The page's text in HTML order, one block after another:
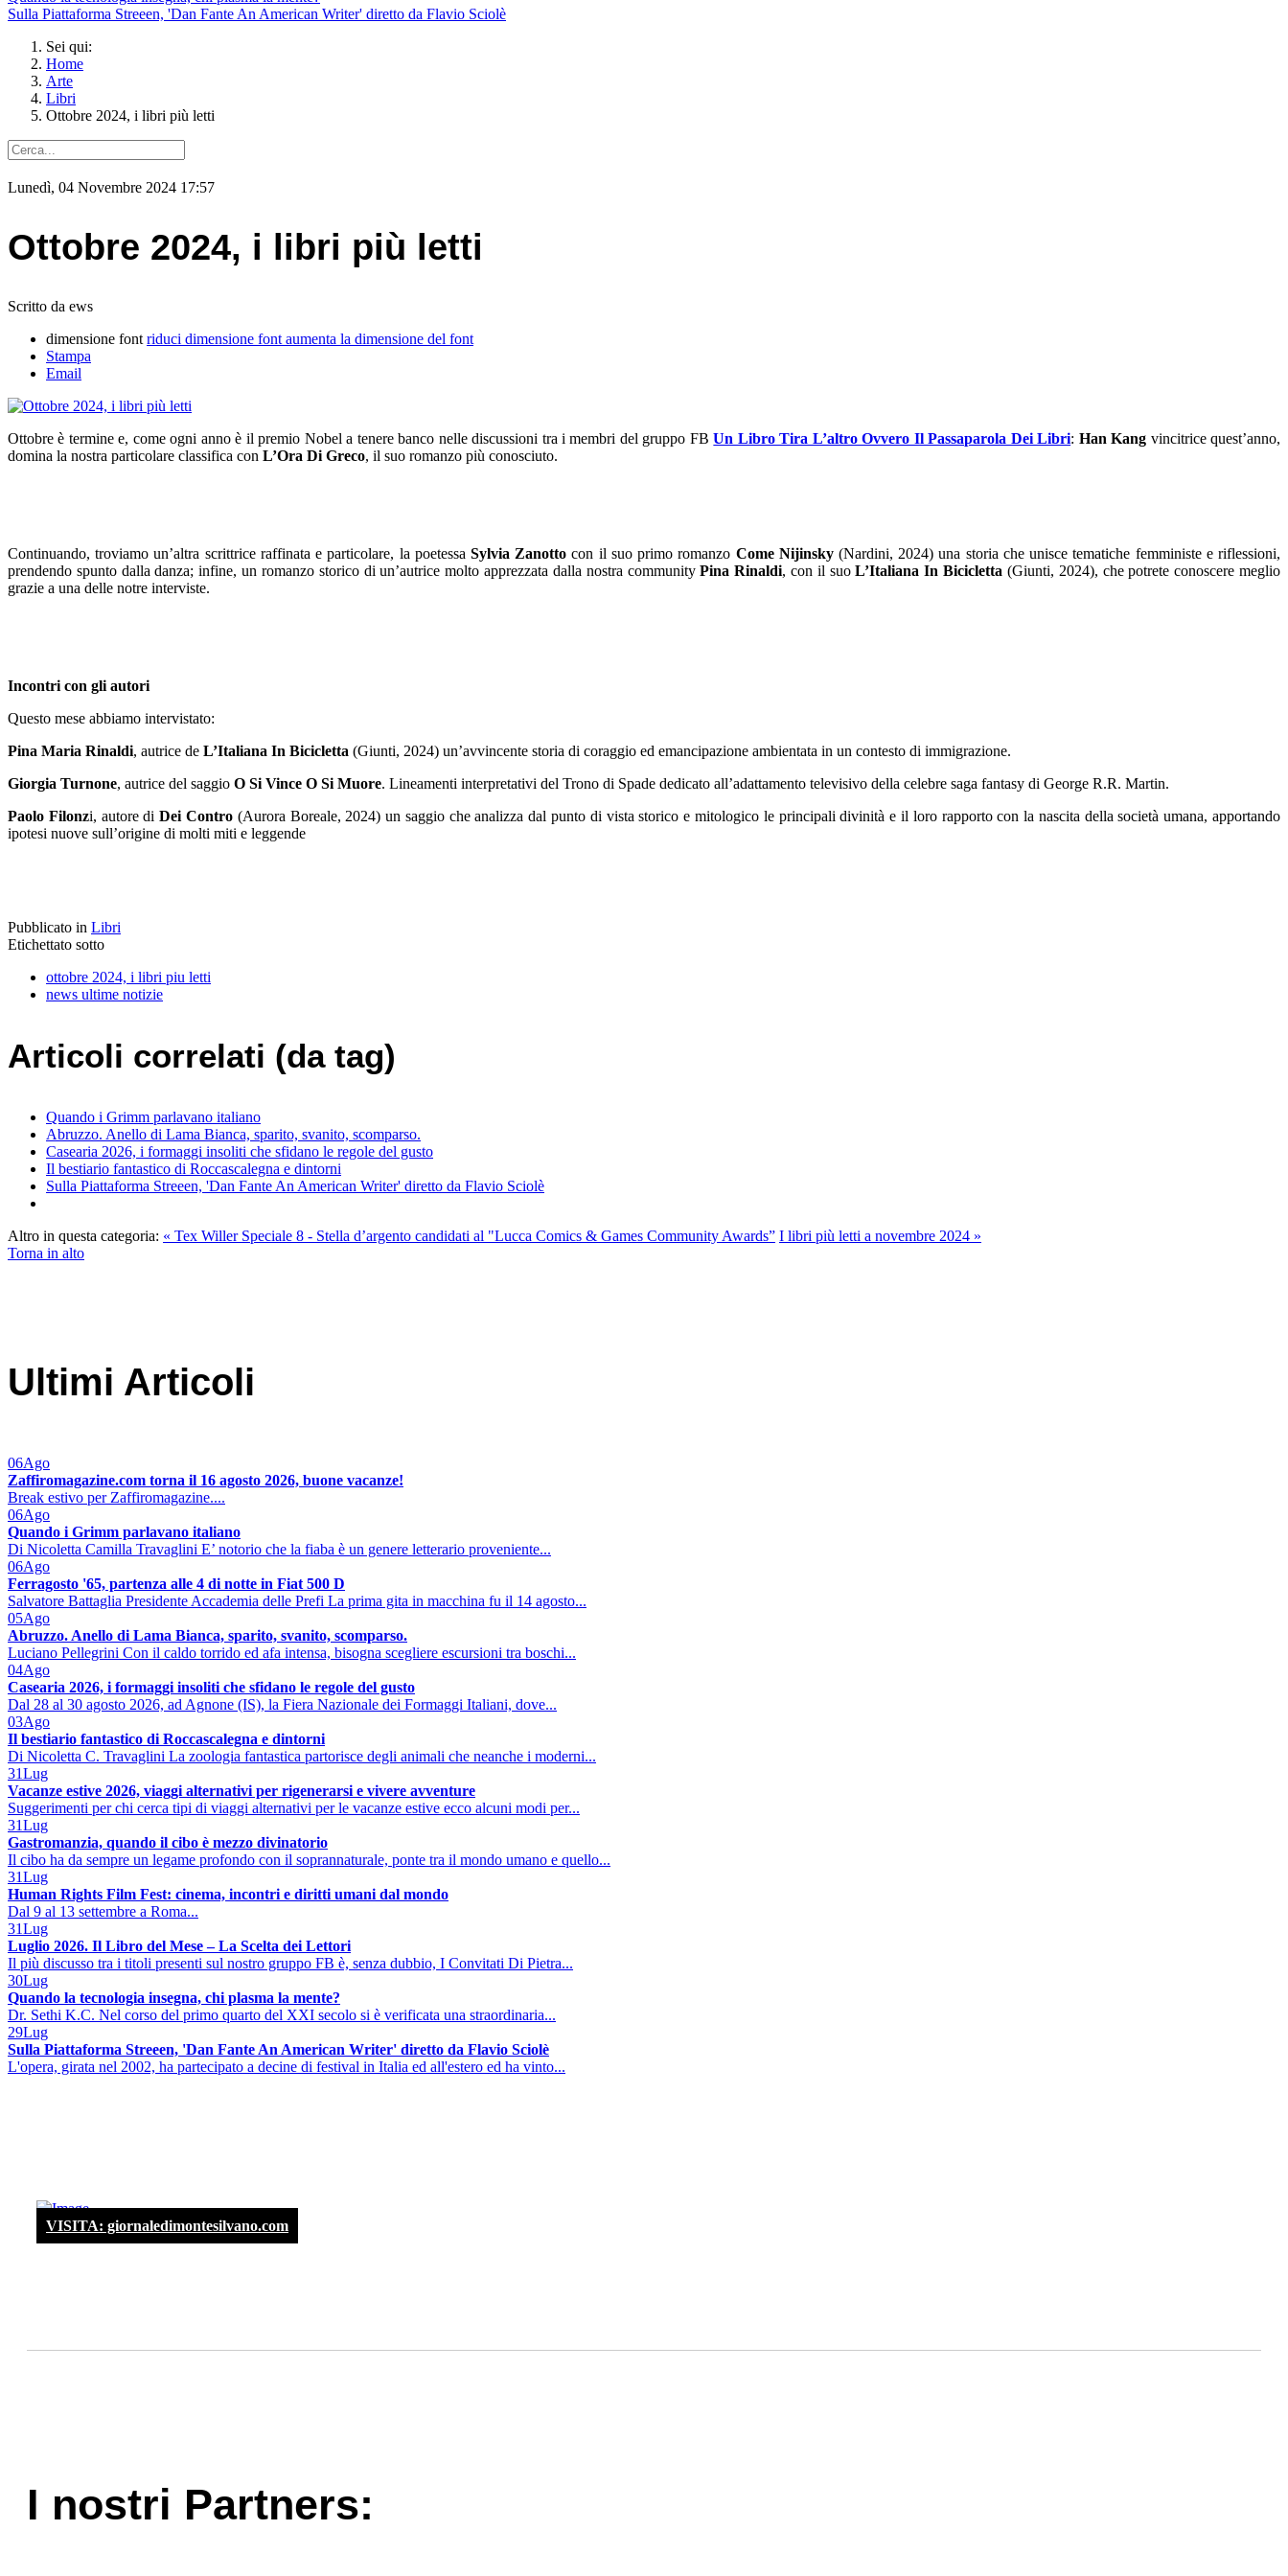
Sulla Piattaforma Streeen, 'Dan Fante An American Writer' diretto da Flavio Sciolè
Sei qui:
Home
Arte
Libri
Ottobre 2024, i libri più letti
Lunedì, 04 Novembre 2024 17:57
Ottobre 2024, i libri più letti
Scritto da ews
dimensione font riduci dimensione font aumenta la dimensione del font
Stampa
Email
Ottobre è termine e, come ogni anno è il premio Nobel a tenere banco nelle discussioni tra i membri del gruppo FBUn Libro Tira L’altro Ovvero Il Passaparola Dei Libri: Han Kang vincitrice quest’anno,
domina la nostra particolare classifica con L’Ora Di Greco, il suo romanzo più conosciuto.
Continuando, troviamo un’altra scrittrice raffinata e particolare, la poetessa Sylvia Zanotto con il suo primo romanzo Come Nijinsky(Nardini, 2024) una storia che unisce tematiche femministe e riflessioni,
prendendo spunto dalla danza; infine, un romanzo storico di un’autrice molto apprezzata dalla nostra communityPina Rinaldi, con il suoL’Italiana In Bicicletta (Giunti, 2024), che potrete conoscere meglio
grazie a una delle notre interviste.
Incontri con gli autori
Questo mese abbiamo intervistato:
Pina Maria Rinaldi, autrice de L’Italiana In Bicicletta (Giunti, 2024) un’avvincente storia di coraggio ed emancipazione ambientata in un contesto di immigrazione.
Giorgia Turnone, autrice del saggio O Si Vince O Si Muore. Lineamenti interpretativi del Trono di Spade dedicato all’adattamento televisivo della celebre saga fantasy di George R.R. Martin.
Paolo Filonzi, autore diDei Contro(Aurora Boreale, 2024) un saggio che analizza dal punto di vista storico e mitologico le principali divinità e il loro rapporto con la nascita della società umana, apportando
ipotesi nuove sull’origine di molti miti e leggende
Pubblicato in Libri
Etichettato sotto
ottobre 2024, i libri piu letti
news ultime notizie
Articoli correlati (da tag)
Quando i Grimm parlavano italiano
Abruzzo. Anello di Lama Bianca, sparito, svanito, scomparso.
Casearia 2026, i formaggi insoliti che sfidano le regole del gusto
Il bestiario fantastico di Roccascalegna e dintorni
Sulla Piattaforma Streeen, 'Dan Fante An American Writer' diretto da Flavio Sciolè
Altro in questa categoria: « Tex Willer Speciale 8 - Stella d’argento candidati al "Lucca Comics & Games Community Awards” I libri più letti a novembre 2024 »
Torna in alto
Ultimi Articoli
06Ago
Zaffiromagazine.com torna il 16 agosto 2026, buone vacanze!
Break estivo per Zaffiromagazine....
06Ago
Quando i Grimm parlavano italiano
Di Nicoletta Camilla Travaglini E’ notorio che la fiaba è un genere letterario proveniente...
06Ago
Ferragosto '65, partenza alle 4 di notte in Fiat 500 D
Salvatore Battaglia Presidente Accademia delle Prefi La prima gita in macchina fu il 14 agosto...
05Ago
Abruzzo. Anello di Lama Bianca, sparito, svanito, scomparso.
Luciano Pellegrini Con il caldo torrido ed afa intensa, bisogna scegliere escursioni tra boschi...
04Ago
Casearia 2026, i formaggi insoliti che sfidano le regole del gusto
Dal 28 al 30 agosto 2026, ad Agnone (IS), la Fiera Nazionale dei Formaggi Italiani, dove...
03Ago
Il bestiario fantastico di Roccascalegna e dintorni
Di Nicoletta C. Travaglini La zoologia fantastica partorisce degli animali che neanche i moderni...
31Lug
Vacanze estive 2026, viaggi alternativi per rigenerarsi e vivere avventure
Suggerimenti per chi cerca tipi di viaggi alternativi per le vacanze estive ecco alcuni modi per...
31Lug
Gastromanzia, quando il cibo è mezzo divinatorio
Il cibo ha da sempre un legame profondo con il soprannaturale, ponte tra il mondo umano e quello...
31Lug
Human Rights Film Fest: cinema, incontri e diritti umani dal mondo
Dal 9 al 13 settembre a Roma...
31Lug
Luglio 2026. Il Libro del Mese – La Scelta dei Lettori
Il più discusso tra i titoli presenti sul nostro gruppo FB è, senza dubbio, I Convitati Di Pietra...
30Lug
Quando la tecnologia insegna, chi plasma la mente?
Dr. Sethi K.C. Nel corso del primo quarto del XXI secolo si è verificata una straordinaria...
29Lug
Sulla Piattaforma Streeen, 'Dan Fante An American Writer' diretto da Flavio Sciolè
L'opera, girata nel 2002, ha partecipato a decine di festival in Italia ed all'estero ed ha vinto...
VISITA: giornaledimontesilvano.com
I nostri Partners: